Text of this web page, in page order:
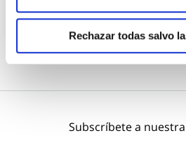
Rechazar todas salvo
Añadir al
Subscríbete a